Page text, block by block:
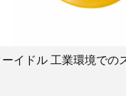
イドル 工業環境での